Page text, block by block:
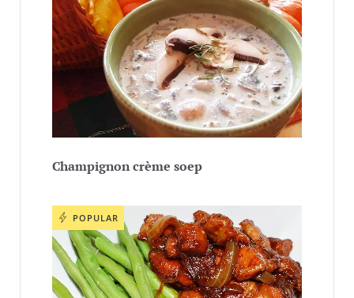
Champignon crème soep
POPULAR